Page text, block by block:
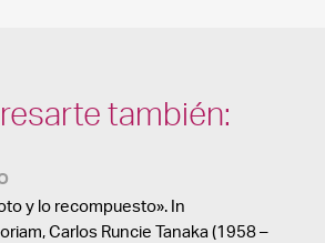
también:
y lo recompuesto». In
Carlos Runcie Tanaka (1958 –